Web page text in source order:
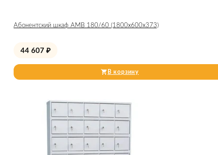
Абонентский шкаф AMB 180/60 (1800x600x373)
44 607 ₽
В корзину